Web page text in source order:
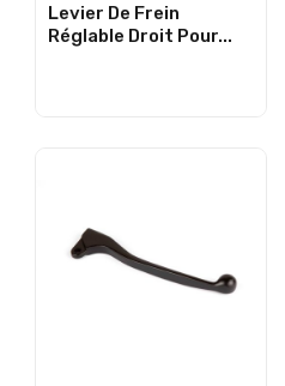
Levier De Frein
Réglable Droit Pour...